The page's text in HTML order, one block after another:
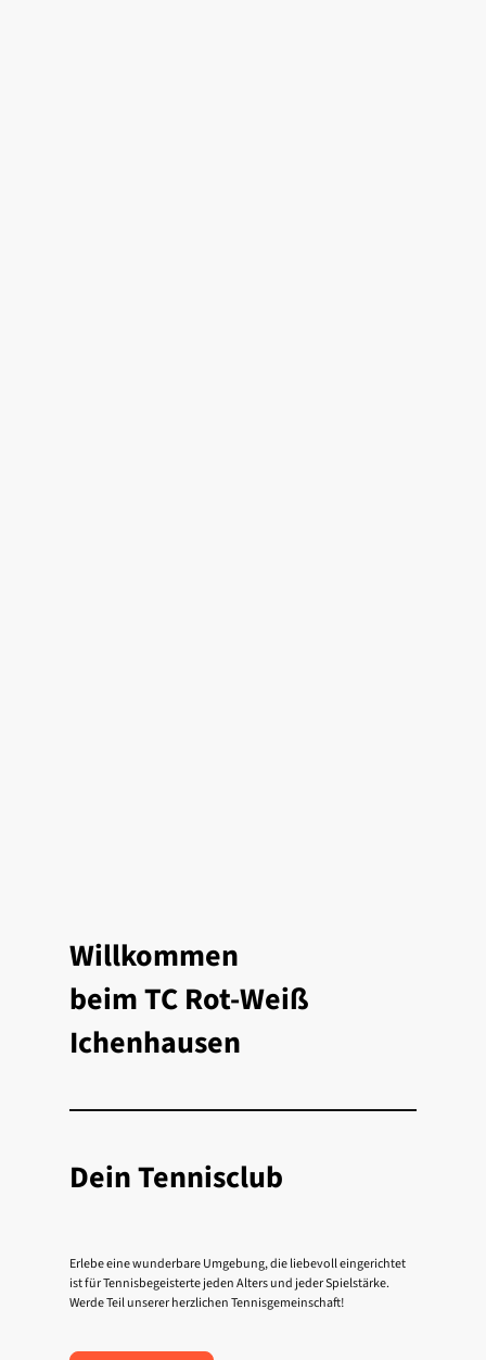
Willkommen
beim TC Rot-Weiß
Ichenhausen
Dein Tennisclub
Erlebe eine wunderbare Umgebung, die liebevoll eingerichtet
ist für Tennisbegeisterte jeden Alters und jeder Spielstärke.
Werde Teil unserer herzlichen Tennisgemeinschaft!